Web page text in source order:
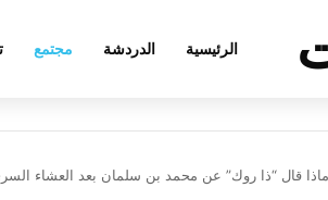
الرئيسية الدردشة مجتمع
ماذا قال “ذا روك” عن محمد بن سلمان بعد العشاء